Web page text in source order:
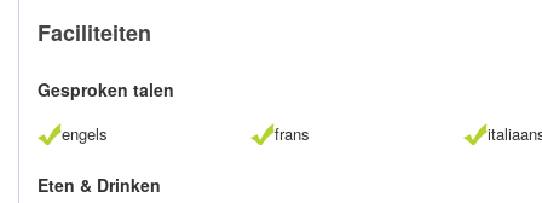
Faciliteiten
Gesproken talen
engels frans
Eten & Drinken